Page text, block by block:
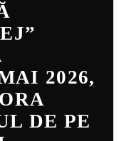
2026,
DE PE